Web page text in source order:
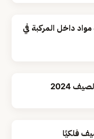
«الدفاع المدني» تحذر من ترك 4 مواد داخل المركبة في
2024
فلكيًا